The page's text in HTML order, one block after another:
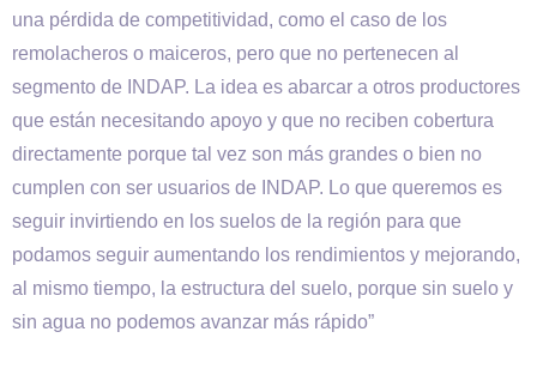
una pérdida de competitividad, como el caso de los
remolacheros o maiceros, pero que no pertenecen al
segmento de INDAP. La idea es abarcar a otros productores
que están necesitando apoyo y que no reciben cobertura
directamente porque tal vez son más grandes o bien no
cumplen con ser usuarios de INDAP. Lo que queremos es
seguir invirtiendo en los suelos de la región para que
podamos seguir aumentando los rendimientos y mejorando,
al mismo tiempo, la estructura del suelo, porque sin suelo y
sin agua no podemos avanzar más rápido”